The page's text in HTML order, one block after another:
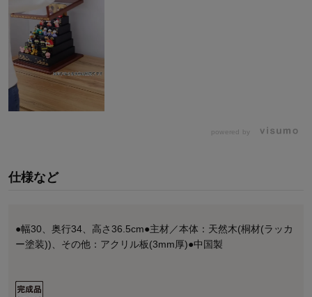
powered by
仕様など
●幅30、奥行34、高さ36.5cm●主材／本体：天然木(桐材(ラッカ
ー塗装))、その他：アクリル板(3mm厚)●中国製